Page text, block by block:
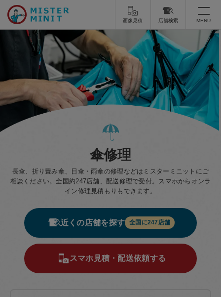
画像見積 店舗検索 MENU
トップ
ミスターミニットについて
修理サービス・料金
スーツケース修理
時計修理・電池交換
傘修理 合鍵の作製
包丁研ぎ 杖先の修理
店舗を探す
オンライン修理見積もりサービス（配送修理）
傘修理
長傘、折り畳み傘、日傘・雨傘の修理などはミスターミニットにご
相談ください。全国約247店舗、配送修理で受付。スマホからオンラ
イン修理見積もりもできます。
近くの店舗を探す 全国に247 店舗
スマホ見積・配送依頼する